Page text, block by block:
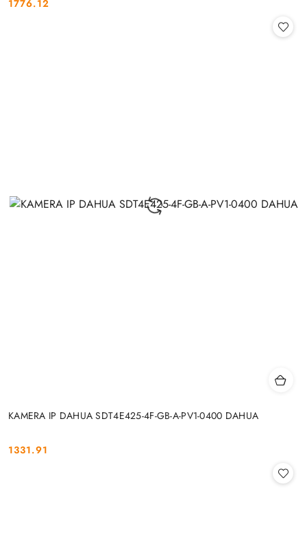
Cena:
1776.12
KAMERA IP DAHUA SDT4E425-4F-GB-A-PV1-0400 DAHUA
Cena:
1331.91